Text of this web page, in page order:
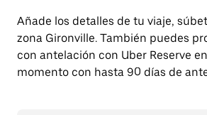
Añade los detalles de tu viaje,
zona Gironville. También puedes
con antelación con Uber Reserve
momento con hasta 90 días de